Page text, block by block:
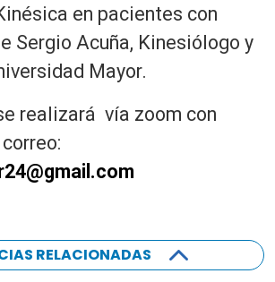
en pacientes con
Sergio Acuña, Kinesiólogo y
Mayor.
realizará vía zoom con
RELACIONADAS